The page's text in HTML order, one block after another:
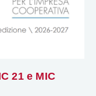
21 e MIC